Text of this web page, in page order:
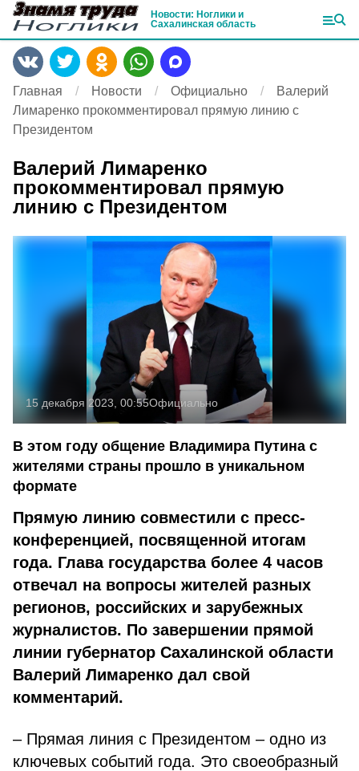
Новости: Ноглики и
Сахалинская область
Главная Новости Официально
Валерий
Лимаренко прокомментировал прямую линию с
Президентом
Валерий Лимаренко
прокомментировал прямую
линию с Президентом
15 декабря 2023, 00:55Официально
В этом году общение Владимира Путина с
жителями страны прошло в уникальном
формате
Прямую линию совместили с пресс-
конференцией, посвященной итогам
года. Глава государства более 4 часов
отвечал на вопросы жителей разных
регионов, российских и зарубежных
журналистов. По завершении прямой
линии губернатор Сахалинской области
Валерий Лимаренко дал свой
комментарий.
– Прямая линия с Президентом – одно из
ключевых событий года. Это своеобразный